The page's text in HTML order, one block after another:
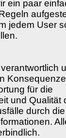
ein paar
jedem User
für die
und Qualität
durch die